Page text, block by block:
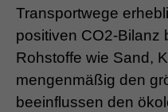
Transportwege
positiven CO2-Bilanz
Rohstoffe wie Sand,
mengenmäßig den
beeinflussen den